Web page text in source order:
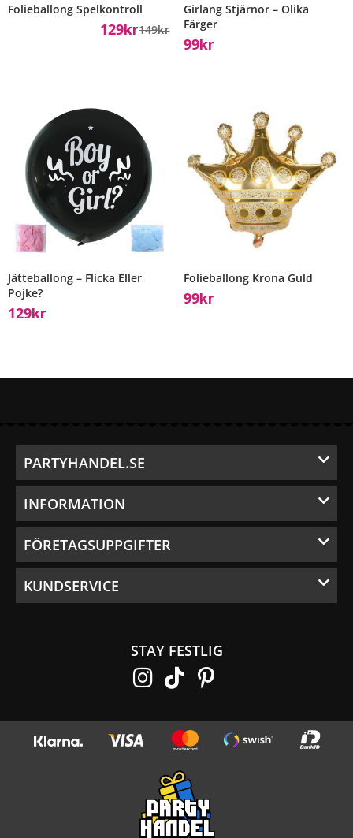
Folieballong Spelkontroll
149Kr
129Kr
Girlang Stjärnor – Olika
Färger
99Kr
Jätteballong – Flicka Eller
Pojke?
129Kr
Folieballong Krona Guld
99Kr
PARTYHANDEL.SE
INFORMATION
FÖRETAGSUPPGIFTER
KUNDSERVICE
STAY FESTLIG